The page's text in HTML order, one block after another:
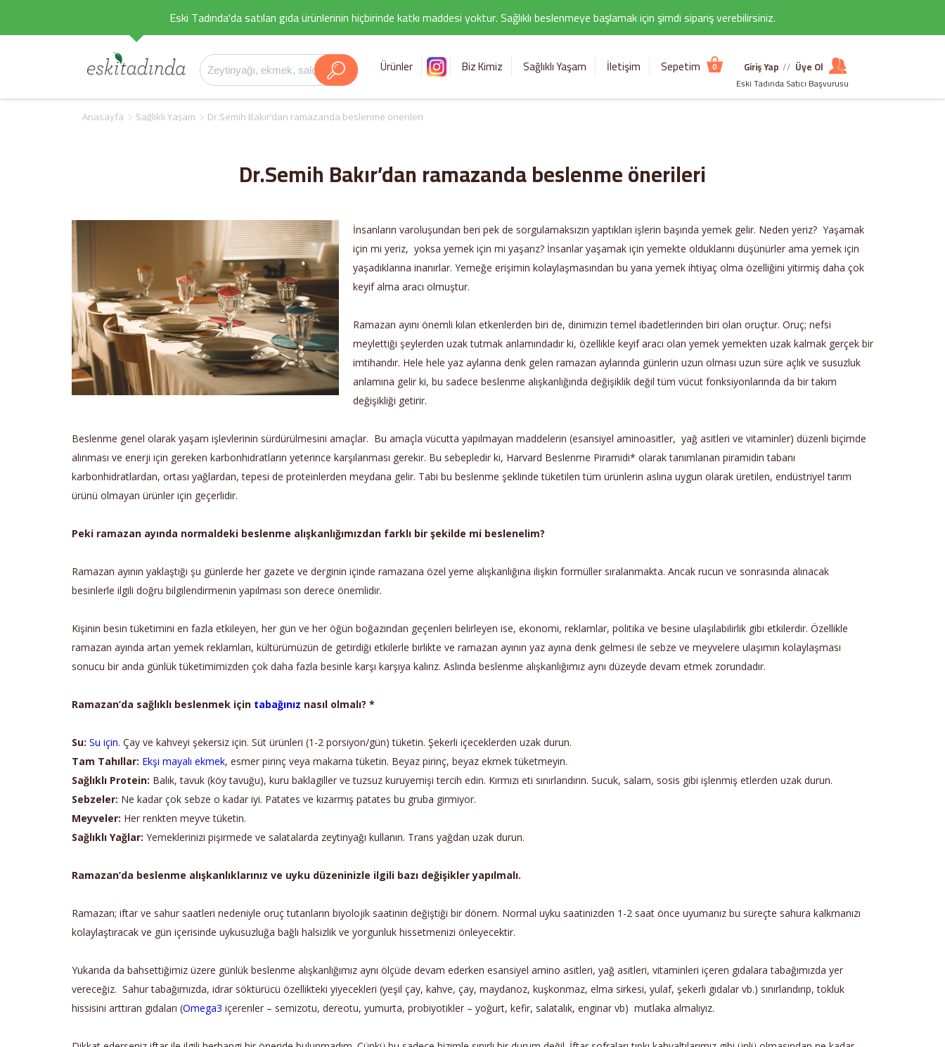
Eski Tadında'da satılan gıda ürünlerinin hiçbirinde katkı maddesi yoktur. Sağlıklı beslenmeye başlamak için şimdi sipariş verebilirsiniz.
Ürünler Biz Kimiz Sağlıklı Yaşam İletişim Sepetim 0 Giriş Yap // Üye Ol
Eski Tadında Satıcı Başvurusu
Anasayfa Sağlıklı Yaşam Dr.Semih Bakır’dan ramazanda beslenme önerileri
Dr.Semih Bakır’dan ramazanda beslenme önerileri
İnsanların varoluşundan beri pek de sorgulamaksızın yaptıkları işlerin başında yemek gelir. Neden yeriz? Yaşamak
için mi yeriz, yoksa yemek için mi yaşarız? İnsanlar yaşamak için yemekte olduklarını düşünürler ama yemek için
yaşadıklarına inanırlar. Yemeğe erişimin kolaylaşmasından bu yana yemek ihtiyaç olma özelliğini yitirmiş daha çok
keyif alma aracı olmuştur.
Ramazan ayını önemli kılan etkenlerden biri de, dinimizin temel ibadetlerinden biri olan oruçtur. Oruç; nefsi
meylettiği şeylerden uzak tutmak anlamındadır ki, özellikle keyif aracı olan yemek yemekten uzak kalmak gerçek bir
imtihandır. Hele hele yaz aylarına denk gelen ramazan aylarında günlerin uzun olması uzun süre açlık ve susuzluk
anlamına gelir ki, bu sadece beslenme alışkanlığında değişiklik değil tüm vücut fonksiyonlarında da bir takım
değişikliği getirir.
Beslenme genel olarak yaşam işlevlerinin sürdürülmesini amaçlar. Bu amaçla vücutta yapılmayan maddelerin (esansiyel aminoasitler, yağ asitleri ve vitaminler) düzenli biçimde
alınması ve enerji için gereken karbonhidratların yeterince karşılanması gerekir. Bu sebepledir ki, Harvard Beslenme Piramidi* olarak tanımlanan piramidin tabanı
karbonhidratlardan, ortası yağlardan, tepesi de proteinlerden meydana gelir. Tabi bu beslenme şeklinde tüketilen tüm ürünlerin aslına uygun olarak üretilen, endüstriyel tarım
ürünü olmayan ürünler için geçerlidir.
Peki ramazan ayında normaldeki beslenme alışkanlığımızdan farklı bir şekilde mi beslenelim?
Ramazan ayının yaklaştığı şu günlerde her gazete ve derginin içinde ramazana özel yeme alışkanlığına ilişkin formüller sıralanmakta. Ancak rucun ve sonrasında alınacak
besinlerle ilgili doğru bilgilendirmenin yapılması son derece önemlidir.
Kişinin besin tüketimini en fazla etkileyen, her gün ve her öğün boğazından geçenleri belirleyen ise, ekonomi, reklamlar, politika ve besine ulaşılabilirlik gibi etkilerdir. Özellikle
ramazan ayında artan yemek reklamları, kültürümüzün de getirdiği etkilerle birlikte ve ramazan ayının yaz ayına denk gelmesi ile sebze ve meyvelere ulaşımın kolaylaşması
sonucu bir anda günlük tüketimimizden çok daha fazla besinle karşı karşıya kalırız. Aslında beslenme alışkanlığımız aynı düzeyde devam etmek zorundadır.
Ramazan’da sağlıklı beslenmek için tabağınız nasıl olmalı? *
Su: Su için. Çay ve kahveyi şekersiz için. Süt ürünleri (1-2 porsiyon/gün) tüketin. Şekerli içeceklerden uzak durun.
Tam Tahıllar: Ekşi mayalı ekmek, esmer pirinç veya makarna tüketin. Beyaz pirinç, beyaz ekmek tüketmeyin.
Sağlıklı Protein: Balık, tavuk (köy tavuğu), kuru baklagiller ve tuzsuz kuruyemişi tercih edin. Kırmızı eti sınırlandırın. Sucuk, salam, sosis gibi işlenmiş etlerden uzak durun.
Sebzeler: Ne kadar çok sebze o kadar iyi. Patates ve kızarmış patates bu gruba girmiyor.
Meyveler: Her renkten meyve tüketin.
Sağlıklı Yağlar: Yemeklerinizi pişirmede ve salatalarda zeytinyağı kullanın. Trans yağdan uzak durun.
Ramazan’da beslenme alışkanlıklarınız ve uyku düzeninizle ilgili bazı değişikler yapılmalı.
Ramazan; iftar ve sahur saatleri nedeniyle oruç tutanların biyolojik saatinin değiştiği bir dönem. Normal uyku saatinizden 1-2 saat önce uyumanız bu süreçte sahura kalkmanızı
kolaylaştıracak ve gün içerisinde uykusuzluğa bağlı halsizlik ve yorgunluk hissetmenizi önleyecektir.
Yukarıda da bahsettiğimiz üzere günlük beslenme alışkanlığımız aynı ölçüde devam ederken esansiyel amino asitleri, yağ asitleri, vitaminleri içeren gıdalara tabağımızda yer
vereceğiz. Sahur tabağımızda, idrar söktürücü özellikteki yiyecekleri (yeşil çay, kahve, çay, maydanoz, kuşkonmaz, elma sirkesi, yulaf, şekerli gıdalar vb.) sınırlandırıp, tokluk
hissisini arttıran gıdaları (Omega3 içerenler – semizotu, dereotu, yumurta, probiyotikler – yoğurt, kefir, salatalık, enginar vb) mutlaka almalıyız.